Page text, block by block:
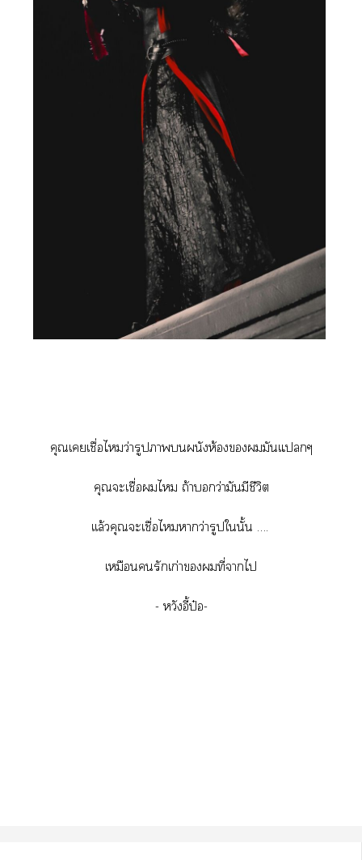
คุณเเชื่อไว่ารูปาผนังห้องมันแๆ
คุณะเชื่อไ ถ้าว่ามันมีชีวิต
เเล้วคุณะเชื่อไาว่ารูปในั้น ….
เหมือนรักเก่าที่าไ
- หวังอี้ป๋อ-